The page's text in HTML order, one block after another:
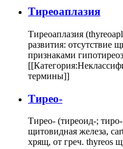
Тиреоаплазия
Тиреоаплазия
развития: отсутствие
признаками
термины]]
Тирео-
Тирео- (тиреоид-;
щитовидная железа,
хрящ, от греч. thyreos